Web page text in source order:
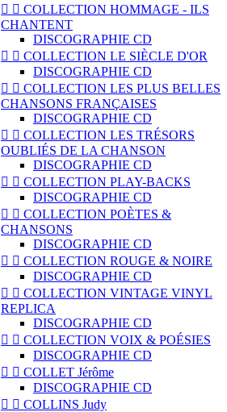
  COLLECTION HOMMAGE - ILS
CHANTENT
DISCOGRAPHIE CD
  COLLECTION LE SIÈCLE D'OR
DISCOGRAPHIE CD
  COLLECTION LES PLUS BELLES
CHANSONS FRANÇAISES
DISCOGRAPHIE CD
  COLLECTION LES TRÉSORS
OUBLIÉS DE LA CHANSON
DISCOGRAPHIE CD
  COLLECTION PLAY-BACKS
DISCOGRAPHIE CD
  COLLECTION POÈTES &
CHANSONS
DISCOGRAPHIE CD
  COLLECTION ROUGE & NOIRE
DISCOGRAPHIE CD
  COLLECTION VINTAGE VINYL
REPLICA
DISCOGRAPHIE CD
  COLLECTION VOIX & POÉSIES
DISCOGRAPHIE CD
  COLLET Jérôme
DISCOGRAPHIE CD
  COLLINS Judy